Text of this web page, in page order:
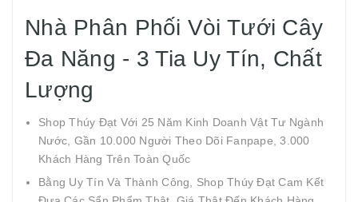
Nhà Phân Phối Vòi Tưới Cây
Đa Năng - 3 Tia Uy Tín, Chất
Lượng
Shop Thúy Đạt Với 25 Năm Kinh Doanh Vật Tư Ngành
Nước, Gần 10.000 Người Theo Dõi Fanpape, 3.000
Khách Hàng Trên Toàn Quốc
Bằng Uy Tín Và Thành Công, Shop Thúy Đạt Cam Kết